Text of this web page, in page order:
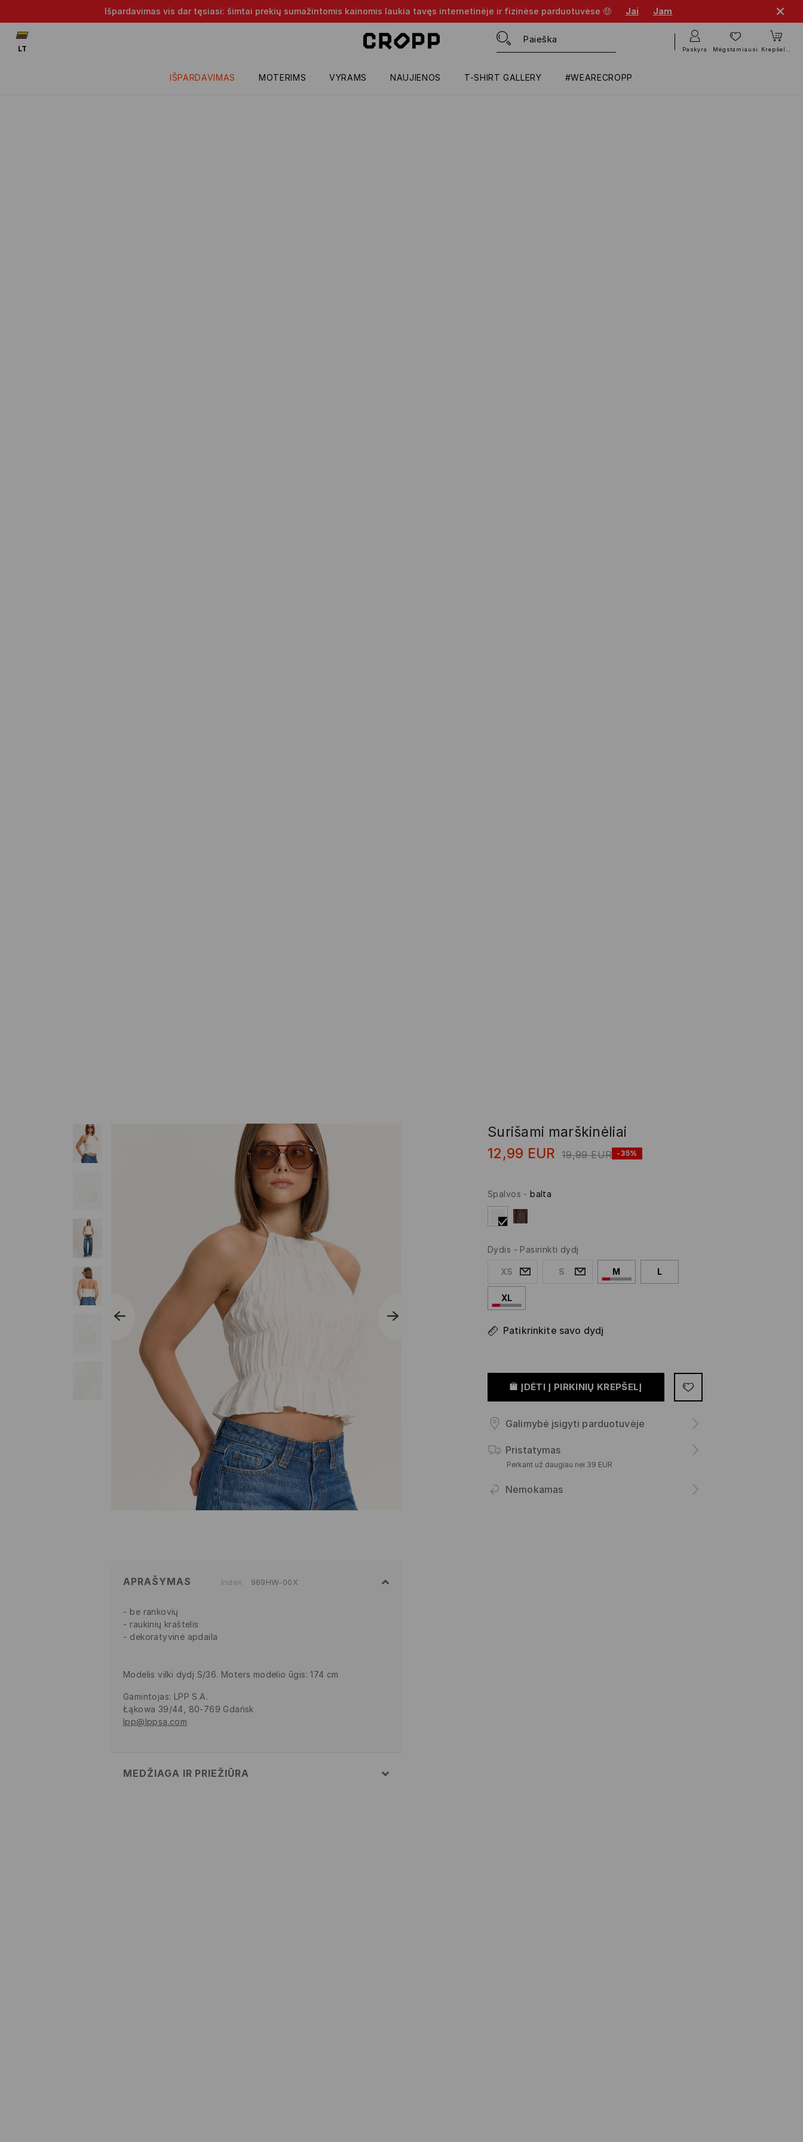
Išpardavimas vis dar tęsiasi: šimtai prekių sumažintomis kainomis laukia tavęs internetinėje ir fizinėse parduotuvėse 🤑 Jai Jam
IŠPARDAVIMAS MOTERIMS VYRAMS NAUJIENOS T-SHIRT GALLERY #WEARECROPP
LT Paskyra Mėgstamiausi Krepšelis
Surišami marškinėliai
12,99 EUR 19,99 EUR -35%
Spalvos -balta
Dydis - Pasirinkti dydį
XS S M L
XL
Patikrinkite savo dydį
ĮDĖTI Į PIRKINIŲ KREPŠELĮ
Galimybė įsigyti parduotuvėje
Pristatymas
Perkant už daugiau nei 39 EUR
Nemokamas
APRAŠYMAS Index 969HW-00X
be rankovių
raukinių kraštelis
dekoratyvinė apdaila
Modelis vilki dydį S/36. Moters modelio ūgis: 174 cm
Gamintojas: LPP S.A.
Łąkowa 39/44, 80-769 Gdańsk
lpp@lppsa.com
MEDŽIAGA IR PRIEŽIŪRA